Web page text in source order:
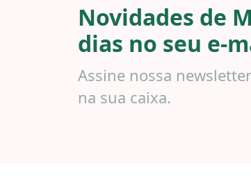
Novidades de
dias no seu e-
Assine nossa
na sua caixa.